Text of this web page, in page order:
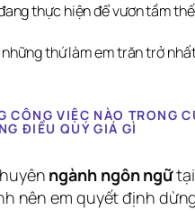
thực hiện để vươn tầm
thứ làm em trăn trở
CÔNG VIỆC NÀO TRONG
ĐIỀU QUÝ GIÁ GÌ
ngành ngôn ngữtại
nên em quyết định